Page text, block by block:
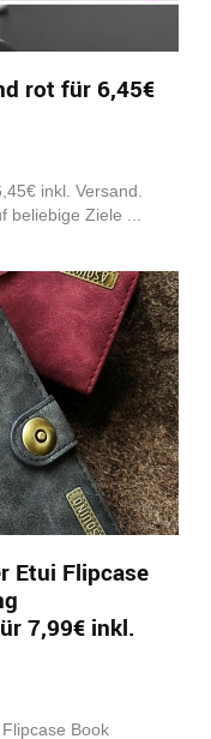
rot für 6,45€
inkl. Versand.
beliebige Ziele ...
Etui Flipcase
7,99€ inkl.
Book